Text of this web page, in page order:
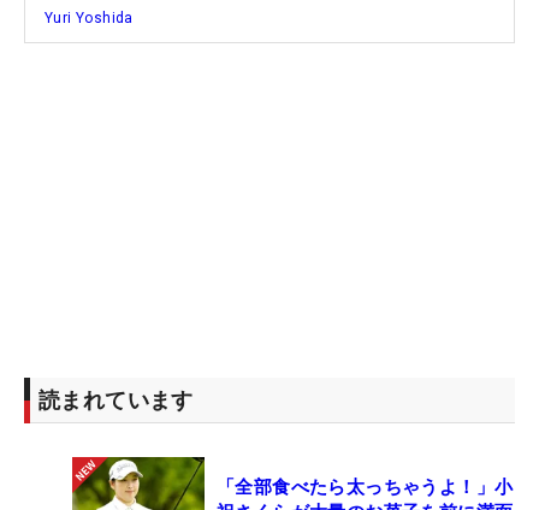
Yuri Yoshida
読まれています
「全部食べたら太っちゃうよ！」小